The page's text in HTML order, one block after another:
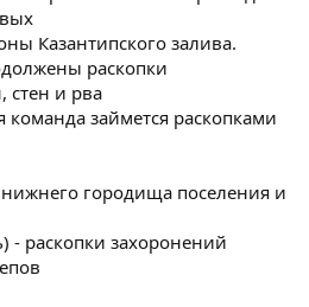
Казантипского залива.
раскопки
стен и рва
команда займется раскопками
нижнего городища поселения и
- раскопки захоронений